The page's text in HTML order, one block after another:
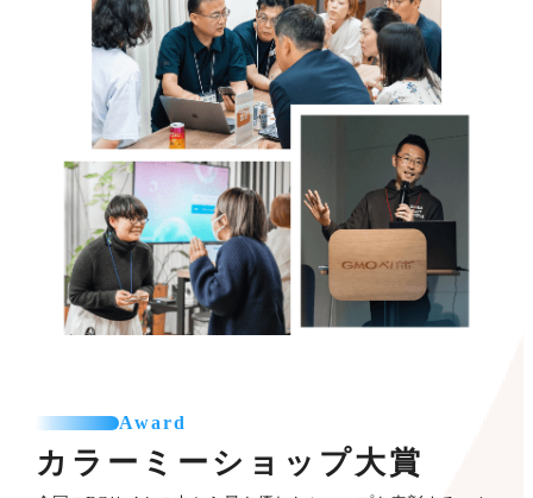
Award
カラーミーショップ大賞